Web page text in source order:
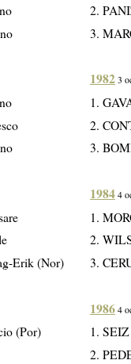
Erik (Nor)
(Por)
2.
3.
1982 3
1.
2.
3.
1984 4
1.
2.
3.
1986 4
1.
2.